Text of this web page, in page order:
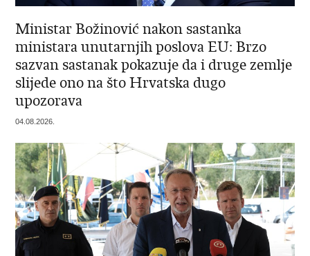
Ministar Božinović nakon sastanka
ministara unutarnjih poslova EU: Brzo
sazvan sastanak pokazuje da i druge zemlje
slijede ono na što Hrvatska dugo
upozorava
04.08.2026.